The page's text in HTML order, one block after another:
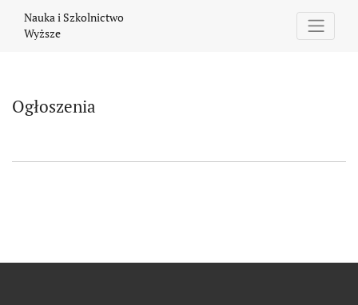
Ogłoszenia
Nauka i Szkolnictwo
Wyższe
Ogłoszenia